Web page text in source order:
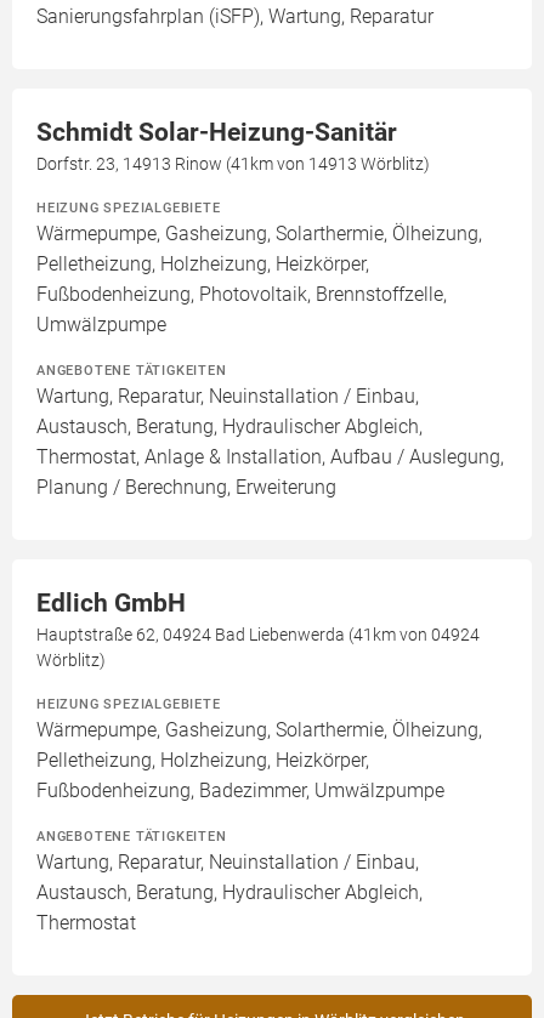
Sanierungsfahrplan (iSFP), Wartung, Reparatur
Schmidt Solar-Heizung-Sanitär
Dorfstr. 23, 14913 Rinow (41km von 14913 Wörblitz)
HEIZUNG SPEZIALGEBIETE
Wärmepumpe, Gasheizung, Solarthermie, Ölheizung,
Pelletheizung, Holzheizung, Heizkörper,
Fußbodenheizung, Photovoltaik, Brennstoffzelle,
Umwälzpumpe
ANGEBOTENE TÄTIGKEITEN
Wartung, Reparatur, Neuinstallation / Einbau,
Austausch, Beratung, Hydraulischer Abgleich,
Thermostat, Anlage & Installation, Aufbau / Auslegung,
Planung / Berechnung, Erweiterung
Edlich GmbH
Hauptstraße 62, 04924 Bad Liebenwerda (41km von 04924
Wörblitz)
HEIZUNG SPEZIALGEBIETE
Wärmepumpe, Gasheizung, Solarthermie, Ölheizung,
Pelletheizung, Holzheizung, Heizkörper,
Fußbodenheizung, Badezimmer, Umwälzpumpe
ANGEBOTENE TÄTIGKEITEN
Wartung, Reparatur, Neuinstallation / Einbau,
Austausch, Beratung, Hydraulischer Abgleich,
Thermostat